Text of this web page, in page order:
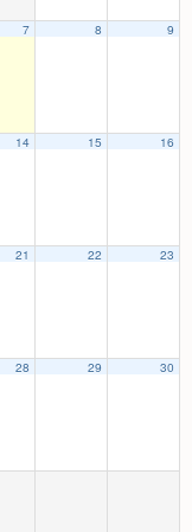
7 8 9
14 15 16
21 22 23
28 29 30